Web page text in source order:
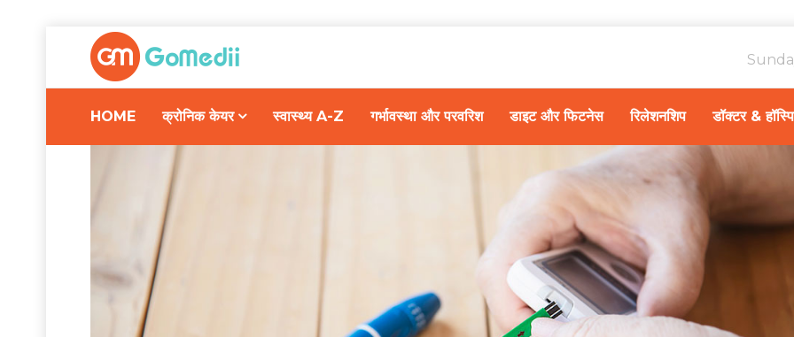
HOME क्रोनिक केयर स्वास्थ्य A-Z गर्भावस्था और परवरिश डाइट और फिटनेस रिलेशनशिप डॉक्टर &